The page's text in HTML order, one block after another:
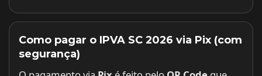
Como pagar o IPVA SC 2026 via Pix (com
segurança)